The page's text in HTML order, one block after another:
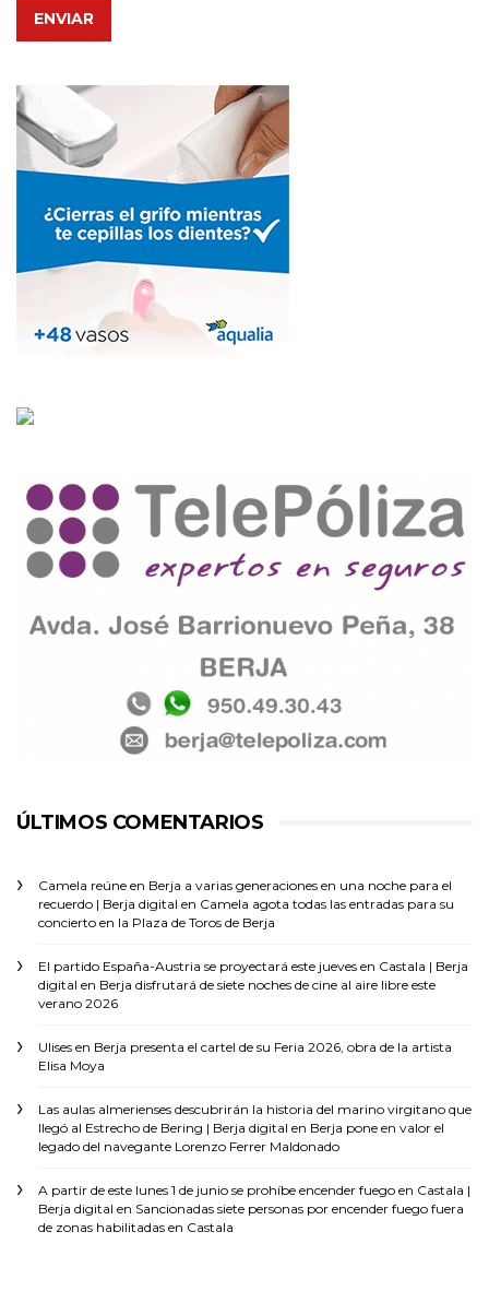
ENVIAR
ÚLTIMOS COMENTARIOS
Camela reúne en Berja a varias generaciones en una noche para el
recuerdo | Berja digital en Camela agota todas las entradas para su
concierto en la Plaza de Toros de Berja
El partido España-Austria se proyectará este jueves en Castala | Berja
digital en Berja disfrutará de siete noches de cine al aire libre este
verano 2026
Ulises en Berja presenta el cartel de su Feria 2026, obra de la artista
Elisa Moya
Las aulas almerienses descubrirán la historia del marino virgitano que
llegó al Estrecho de Bering | Berja digital en Berja pone en valor el
legado del navegante Lorenzo Ferrer Maldonado
A partir de este lunes 1 de junio se prohíbe encender fuego en Castala |
Berja digital en Sancionadas siete personas por encender fuego fuera
de zonas habilitadas en Castala